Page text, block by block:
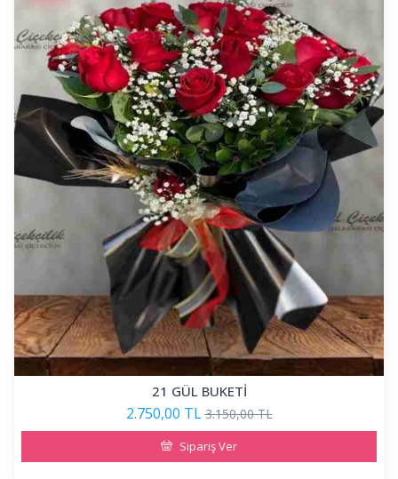
21 GÜL BUKETİ
2.750,00 TL 3.150,00 TL
Sipariş Ver